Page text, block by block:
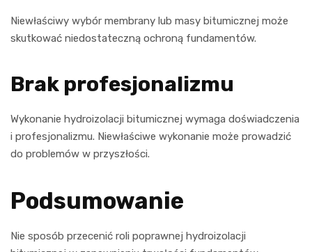
Niewłaściwy wybór membrany lub masy bitumicznej może
skutkować niedostateczną ochroną fundamentów.
Brak profesjonalizmu
Wykonanie hydroizolacji bitumicznej wymaga doświadczenia
i profesjonalizmu. Niewłaściwe wykonanie może prowadzić
do problemów w przyszłości.
Podsumowanie
Nie sposób przecenić roli poprawnej hydroizolacji